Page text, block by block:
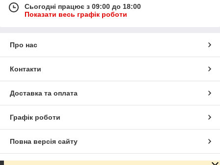
Сьогодні працює з 09:00 до 18:00
Показати весь графік роботи
Про нас
Контакти
Доставка та оплата
Графік роботи
Повна версія сайту